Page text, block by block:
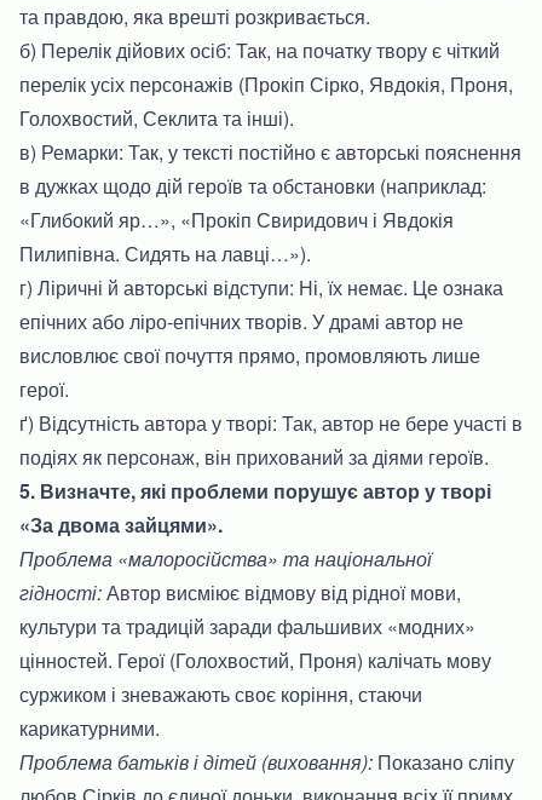
та правдою, яка врешті розкривається.
б) Перелік дійових осіб: Так, на початку твору є чіткий
перелік усіх персонажів (Прокіп Сірко, Явдокія, Проня,
Голохвостий, Секлита та інші).
в) Ремарки: Так, у тексті постійно є авторські пояснення
в дужках щодо дій героїв та обстановки (наприклад:
«Глибокий яр…», «Прокіп Свиридович і Явдокія
Пилипівна. Сидять на лавці…»).
г) Ліричні й авторські відступи: Ні, їх немає. Це ознака
епічних або ліро-епічних творів. У драмі автор не
висловлює свої почуття прямо, промовляють лише
герої.
ґ) Відсутність автора у творі: Так, автор не бере участі в
подіях як персонаж, він прихований за діями героїв.
5. Визначте, які проблеми порушує автор у творі
«За двома зайцями».
Проблема «малоросійства» та національної
гідності:Автор висміює відмову від рідної мови,
культури та традицій заради фальшивих «модних»
цінностей. Герої (Голохвостий, Проня) калічать мову
суржиком і зневажають своє коріння, стаючи
карикатурними.
Проблема батьків і дітей (виховання): Показано сліпу